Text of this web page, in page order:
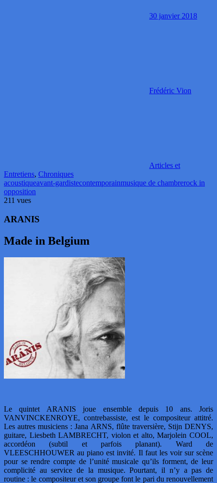
30 janvier 2018
Frédéric Vion
Articles et
Entretiens, Chroniques
acoustiqueavant-gardistecontemporainmusique de chambrerock in
opposition
211 vues
ARANIS
Made in Belgium
Le quintet ARANIS joue ensemble depuis 10 ans. Joris
VANVINCKENROYE, contrebassiste, est le compositeur attitré.
Les autres musiciens : Jana ARNS, flûte traversière, Stijn DENYS,
guitare, Liesbeth LAMBRECHT, violon et alto, Marjolein COOL,
accordéon (subtil et parfois planant). Ward de
VLEESCHHOUWER au piano est invité. Il faut les voir sur scène
pour se rendre compte de l’unité musicale qu’ils forment, de leur
complicité au service de la musique. Pourtant, il n’y a pas de
routine : le compositeur et son groupe font le pari du renouvellement